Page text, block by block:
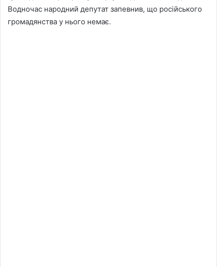
Водночас народний депутат запевнив, що російського
громадянства у нього немає.